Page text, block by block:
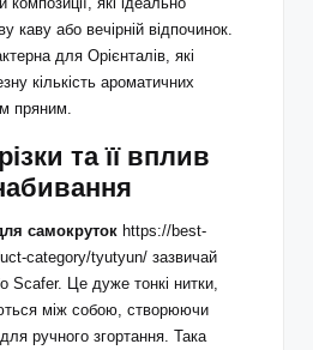
каву або вечірній відпочинок.
для Орієнталів, які
кількість ароматичних
пряним.
та її вплив
самокруток https://best-
category/tyutyun/ зазвичай
Scafer. Це дуже тонкі нитки,
між собою, створюючи
ручного згортання. Така